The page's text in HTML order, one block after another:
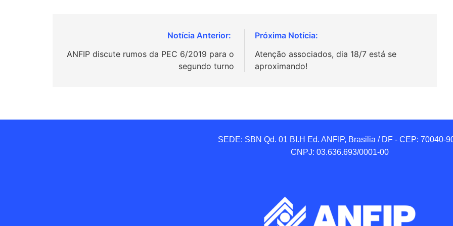
de
ANFIP discute rumos da PEC 6/2019 para o
segundo turno
Atenção associados, dia 18/7 está se
aproximando!
SEDE: SBN Qd. 01 BI.H Ed. ANFIP, Brasilia / DF - CEP: 70040-
CNPJ: 03.636.693/0001-00